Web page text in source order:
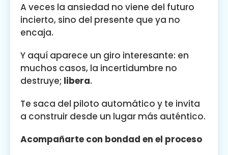
A veces la ansiedad no viene del futuro
incierto, sino del presente que ya no
encaja.
Y aquí aparece un giro interesante: en
muchos casos, la incertidumbre no
destruye; libera.
Te saca del piloto automático y te invita
a construir desde un lugar más auténtico.
Acompañarte con bondad en el proceso